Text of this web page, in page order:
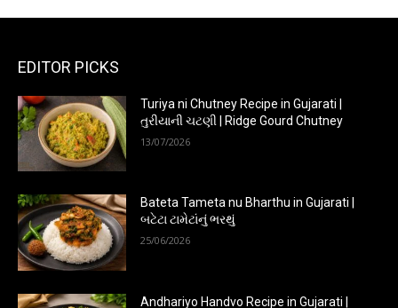
EDITOR PICKS
Turiya ni Chutney Recipe in Gujarati |
તુરીયાની ચટણી | Ridge Gourd Chutney
13/07/2026
Bateta Tameta nu Bharthu in Gujarati |
બટેટા ટામેટાંનું ભરથું
25/06/2026
Andhariyo Handvo Recipe in Gujarati |